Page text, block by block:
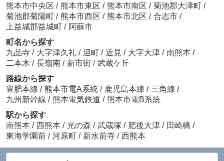
熊本市中央区 / 熊本市東区 / 熊本市南区 / 菊池郡大津町 /
菊池郡菊陽町 / 熊本市西区 / 熊本市北区 / 合志市 /
上益城郡益城町 / 阿蘇市
町名から探す
九品寺 / 大字津久礼 / 迎町 / 近見 / 大字大津 / 南熊本 /
二本木 / 長嶺南 / 新市街 / 武蔵ケ丘
路線から探す
豊肥本線 / 熊本市電A系統 / 鹿児島本線 / 三角線 /
九州新幹線 / 熊本電気鉄道 / 熊本市電B系統
駅から探す
南熊本 / 西熊本 / 光の森 / 武蔵塚 / 肥後大津 / 田崎橋 /
東海学園前 / 河原町 / 新水前寺 / 西熊本